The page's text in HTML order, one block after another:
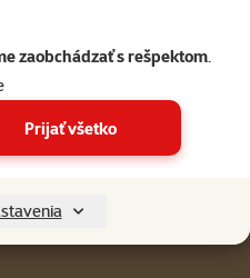
zaobchádzať s rešpektom.
Prijať všetko
82 predajní